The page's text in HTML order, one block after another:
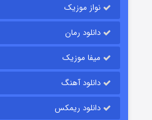
قسمت
نواز موزیک
دانلود رمان
میفا موزیک
دانلود آهنگ
دانلود ریمکس